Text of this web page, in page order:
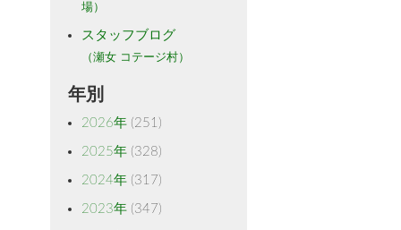
場）
スタッフブログ
（瀬女 コテージ村）
年別
2026年 (251)
2025年 (328)
2024年 (317)
2023年 (347)